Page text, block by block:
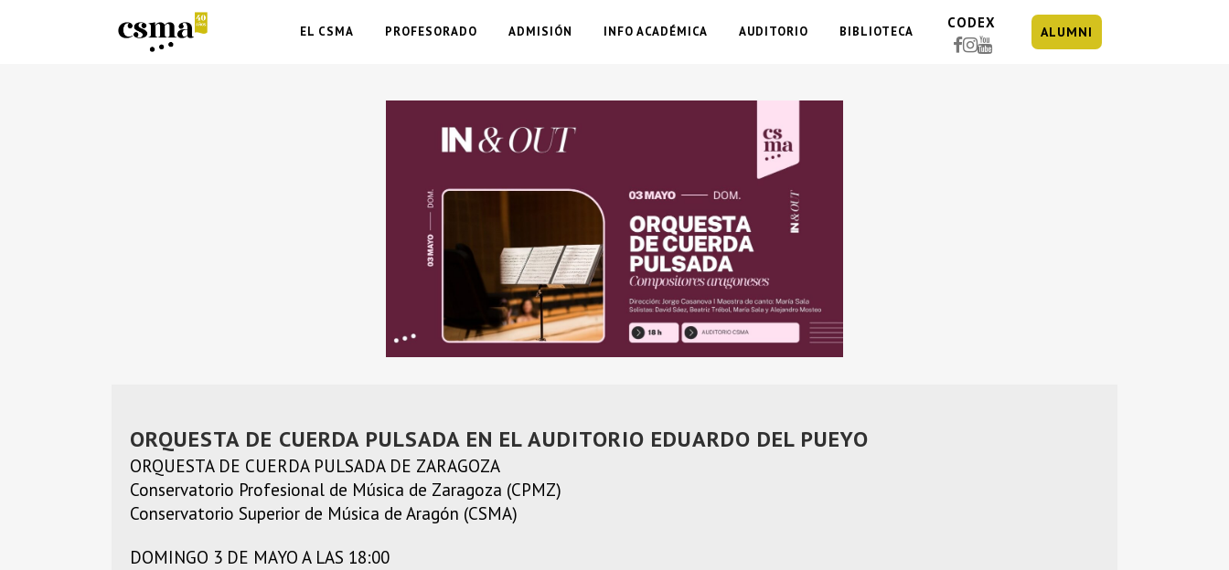
EL CSMA PROFESORADO ADMISIÓN INFO ACADÉMICA AUDITORIO BIBLIOTECA
CODEX
ALUMNI
ORQUESTA DE CUERDA PULSADA EN EL AUDITORIO EDUARDO DEL PUEYO
ORQUESTA DE CUERDA PULSADA DE ZARAGOZA
Conservatorio Profesional de Música de Zaragoza (CPMZ)
Conservatorio Superior de Música de Aragón (CSMA)
DOMINGO 3 DE MAYO A LAS 18:00